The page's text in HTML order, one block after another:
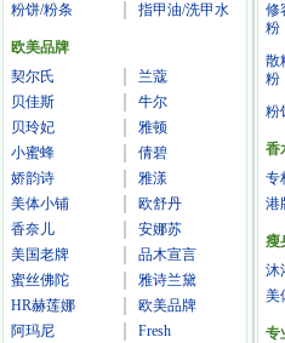
粉饼/粉条
指甲油/洗甲水
欧美品牌
契尔氏
兰蔻
贝佳斯
牛尔
贝玲妃
雅顿
小蜜蜂
倩碧
娇韵诗
雅漾
美体小铺
欧舒丹
香奈儿
安娜苏
美国老牌
品木宣言
蜜丝佛陀
雅诗兰黛
HR赫莲娜
欧美品牌
阿玛尼
Fresh
修
粉
散
粉
粉
香
专
港
瘦
沐
美
专